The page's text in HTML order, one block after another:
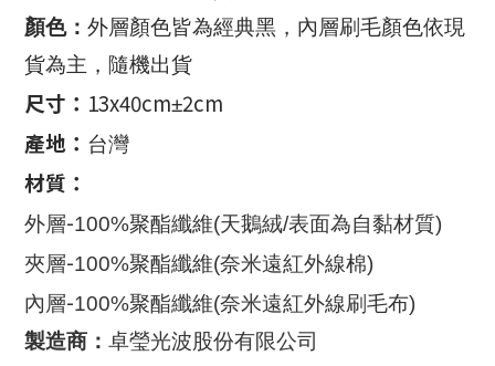
顏色： 外層顏色皆為經典黑，內層刷毛顏色依現
貨為主，隨機出貨
尺寸： 13x40cm±2cm
產地： 台灣
材質：
外層-100%聚酯纖維(天鵝絨/表面為自黏材質)
夾層-100%聚酯纖維(奈米遠紅外線棉)
內層-100%聚酯纖維(奈米遠紅外線刷毛布)
製造商： 卓瑩光波股份有限公司